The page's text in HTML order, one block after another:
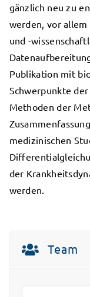
gänzlich neu zu
werden, vor
und -
Publikation mit
Schwerpunkte
Methoden der
medizinischen
der
werden.
Team